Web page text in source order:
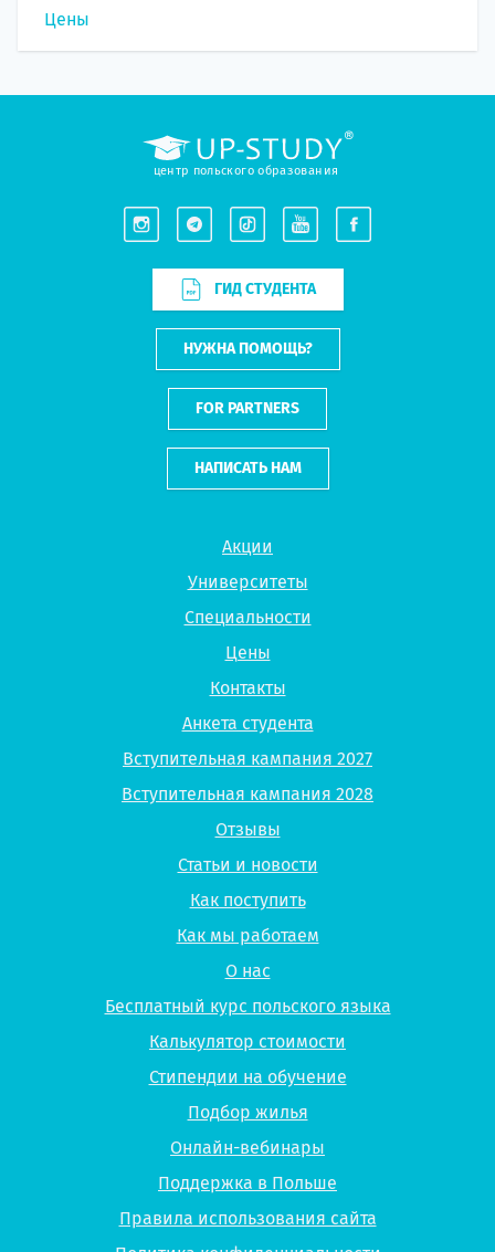
Цены
Акции
Университеты
Специальности
Цены
Контакты
Анкета студента
Вступительная кампания 2027
Вступительная кампания 2028
Отзывы
Статьи и новости
Как поступить
Как мы работаем
О нас
Бесплатный курс польского языка
Калькулятор стоимости
Стипендии на обучение
Подбор жилья
Онлайн-вебинары
Поддержка в Польше
Правила использования сайта
центр польского образования
ГИД СТУДЕНТА
НУЖНА ПОМОЩЬ?
FOR PARTNERS
НАПИСАТЬ НАМ